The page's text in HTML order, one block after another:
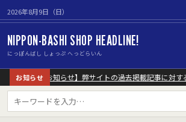
2026年8月9日（日）
NIPPON-BASHI SHOP HEADLINE!
にっぽんばし しょっぷ へっどらいん
お知らせ
【重要なお知らせ】弊サイトの過去掲載記事に対す